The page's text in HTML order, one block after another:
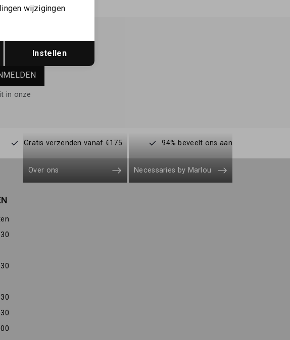
bestelling
in onze
Gratis verzenden vanaf €175 94% beveelt ons aan
Over ons Necessaries by Marlou
Opslaan
wijzigingen
Instellen